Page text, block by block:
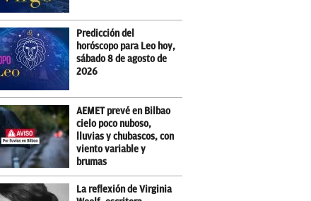
Predicción del
horóscopo para Leo hoy,
sábado 8 de agosto de
2026
AEMET prevé en Bilbao
cielo poco nuboso,
lluvias y chubascos, con
viento variable y
brumas
La reflexión de Virginia